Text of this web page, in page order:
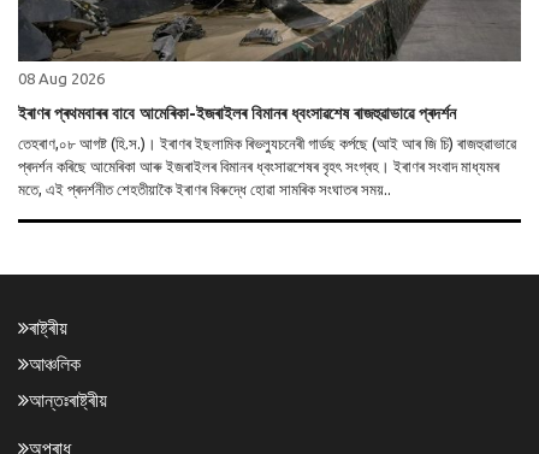
08 Aug 2026
ইৰাণৰ প্ৰথমবাৰৰ বাবে আমেৰিকা-ইজৰাইলৰ বিমানৰ ধ্বংসাৱশেষ ৰাজহুৱাভাৱে প্ৰদৰ্শন
তেহৰাণ,০৮ আগষ্ট (হি.স.)। ইৰাণৰ ইছলামিক ৰিভল্যুচনেৰী গাৰ্ডছ কৰ্পছে (আই আৰ জি চি) ৰাজহুৱাভাৱে
প্ৰদৰ্শন কৰিছে আমেৰিকা আৰু ইজৰাইলৰ বিমানৰ ধ্বংসাৱশেষৰ বৃহৎ সংগ্ৰহ। ইৰাণৰ সংবাদ মাধ্যমৰ
মতে, এই প্ৰদৰ্শনীত শেহতীয়াকৈ ইৰাণৰ বিৰুদ্ধে হোৱা সামৰিক সংঘাতৰ সময়..
ৰাষ্ট্ৰীয়
আঞ্চলিক
আন্তঃৰাষ্ট্ৰীয়
অপৰাধ